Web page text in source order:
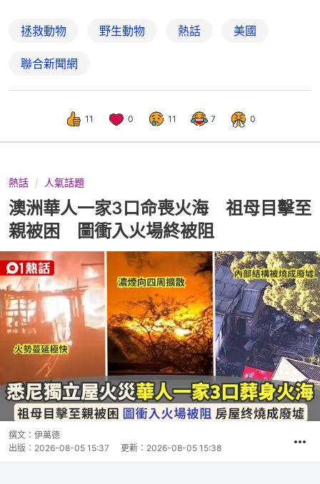
拯救動物 野生動物 熱話 美國
聯合新聞網
11 0 11 7 0
熱話 人氣話題
澳洲華人一家3口命喪火海 祖母目擊至
親被困 圖衝入火場終被阻
撰文： 伊萬德
出版： 2026-08-05 15:37 更新： 2026-08-05 15:38